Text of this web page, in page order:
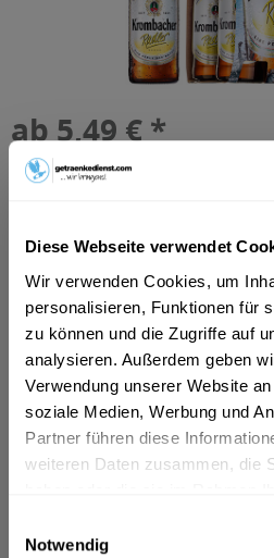
Diese Webseite verwendet
Wir verwenden Cookies, um
personalisieren, Funktionen für
zu können und die Zugriffe auf
analysieren. Außerdem geben
Verwendung unserer Website
soziale Medien, Werbung und
Partner führen diese
weiteren Daten zusammen, die
Notwendig
ab 5,49 € *
Inhalt:
inkl. MwSt.ggf. zzgl. Erschwerniszuschlag
MEHRWEG
In den Warenkorb
Artikel-Nr.:
28671
Verfügbar in:
Beschreibung
Zutaten und Allergene